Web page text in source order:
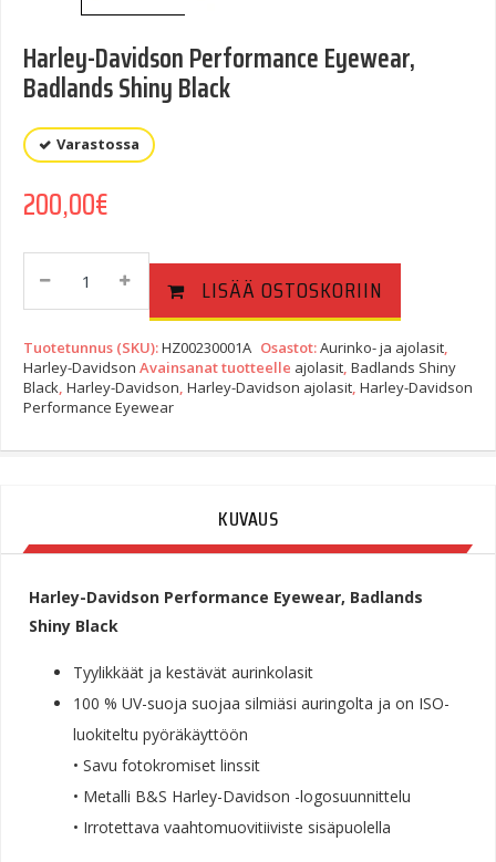
Harley-Davidson Performance Eyewear,
Badlands Shiny Black
Varastossa
200,00€
Davidson
Eyewear,
Badlands
Shiny
Black
LISÄÄ OSTOSKORIIN
Tuotetunnus (SKU):HZ00230001A Osastot:Aurinko- ja ajolasit
Harley-Davidson Avainsanat tuotteelle ajolasit Badlands Shiny
Black Harley-Davidson Harley-Davidson ajolasit Harley-Davidson
Performance Eyewear
KUVAUS
Harley-Davidson Performance Eyewear, Badlands
Shiny Black
Tyylikkäät ja kestävät aurinkolasit
100 % UV-suoja suojaa silmiäsi auringolta ja on ISO-
luokiteltu pyöräkäyttöön
• Savu fotokromiset linssit
• Metalli B&S Harley-Davidson -logosuunnittelu
• Irrotettava vaahtomuovitiiviste sisäpuolella